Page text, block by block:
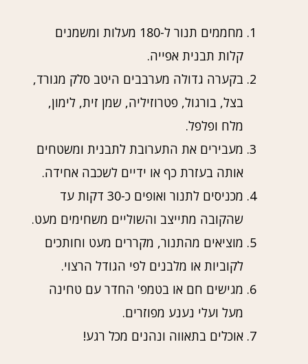
מחממים תנור ל-180 מעלות ומשמנים
קלות תבנית אפייה.
בקערה גדולה מערבבים היטב סלק מגורד,
בצל, בורגול, פטרוזיליה, שמן זית, לימון,
מלח ופלפל.
מעבירים את התערובת לתבנית ומשטחים
אותה בעזרת כף או ידיים לשכבה אחידה.
מכניסים לתנור ואופים כ-30 דקות עד
שהקובה מתייצב והשוליים משחימים מעט.
מוציאים מהתנור, מקררים מעט וחותכים
לקוביות או מלבנים לפי הגודל הרצוי.
מגישים חם או בטמפ' החדר עם טחינה
מעל ועלי נענע מפוזרים.
אוכלים בתאווה ונהנים מכל רגע!